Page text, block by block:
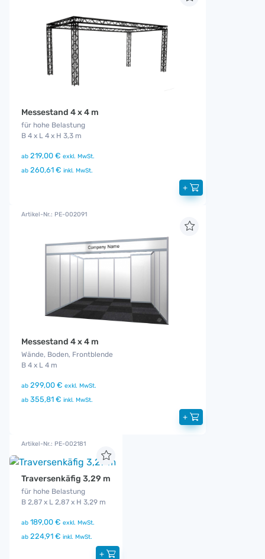
Messestand 4 x 4 m
für hohe Belastung
B 4 x L 4 x H 3,3 m
ab 219,00 € exkl. MwSt.
ab 260,61 € inkl. MwSt.
+
Artikel-Nr.: PE-002091
Messestand 4 x 4 m
Wände, Boden, Frontblende
B 4 x L 4 m
ab 299,00 € exkl. MwSt.
ab 355,81 € inkl. MwSt.
+
Artikel-Nr.: PE-002181
Traversenkäfig 3,29 m
für hohe Belastung
B 2,87 x L 2,87 x H 3,29 m
ab 189,00 € exkl. MwSt.
ab 224,91 € inkl. MwSt.
+